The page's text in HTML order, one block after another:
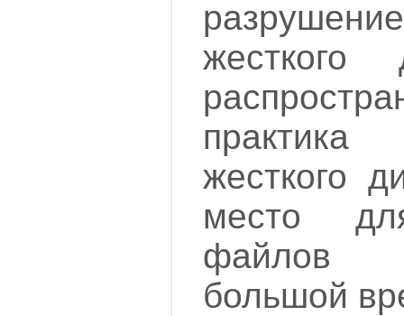
жесткого
жесткого
место
файлов
большой